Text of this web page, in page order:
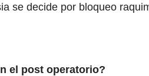
se decide por bloqueo
el post operatorio?